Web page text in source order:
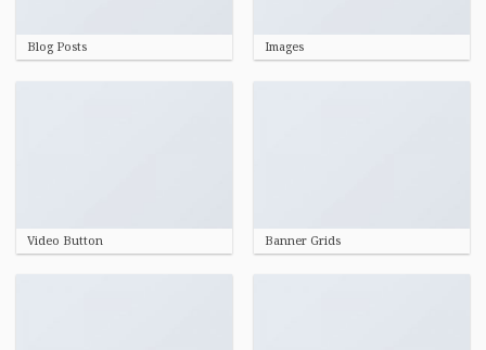
Blog Posts Images
Video Button Banner Grids